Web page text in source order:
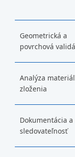
Geometrická a
povrchová
Analýza
zloženia
Dokumentácia a
sledovateľnosť